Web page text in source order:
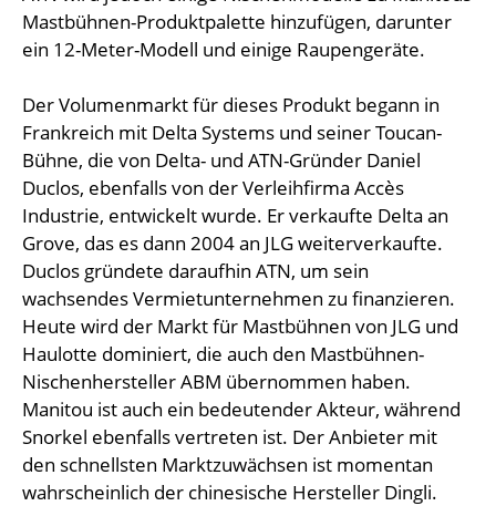
Mastbühnen-Produktpalette hinzufügen, darunter
ein 12-Meter-Modell und einige Raupengeräte.
Der Volumenmarkt für dieses Produkt begann in
Frankreich mit Delta Systems und seiner Toucan-
Bühne, die von Delta- und ATN-Gründer Daniel
Duclos, ebenfalls von der Verleihfirma Accès
Industrie, entwickelt wurde. Er verkaufte Delta an
Grove, das es dann 2004 an JLG weiterverkaufte.
Duclos gründete daraufhin ATN, um sein
wachsendes Vermietunternehmen zu finanzieren.
Heute wird der Markt für Mastbühnen von JLG und
Haulotte dominiert, die auch den Mastbühnen-
Nischenhersteller ABM übernommen haben.
Manitou ist auch ein bedeutender Akteur, während
Snorkel ebenfalls vertreten ist. Der Anbieter mit
den schnellsten Marktzuwächsen ist momentan
wahrscheinlich der chinesische Hersteller Dingli.